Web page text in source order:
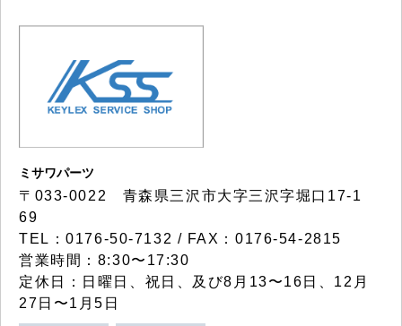
ミサワパーツ
〒033-0022 青森県三沢市大字三沢字堀口17-1
69
TEL：0176-50-7132 / FAX：0176-54-2815
営業時間：8:30〜17:30
定休日：日曜日、祝日、及び8月13〜16日、12月
27日〜1月5日